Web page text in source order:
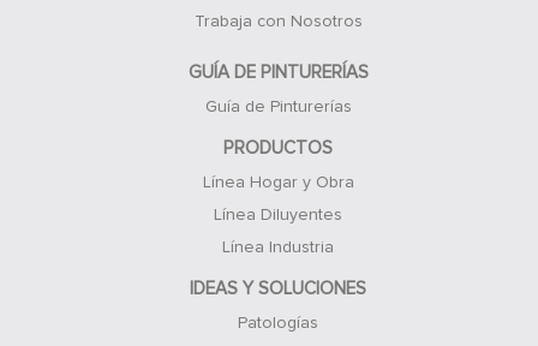
Trabaja con Nosotros
GUÍA DE PINTURERÍAS
Guía de Pinturerías
PRODUCTOS
Línea Hogar y Obra
Línea Diluyentes
Línea Industria
IDEAS Y SOLUCIONES
Patologías